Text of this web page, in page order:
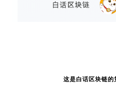
这是白话区块链的